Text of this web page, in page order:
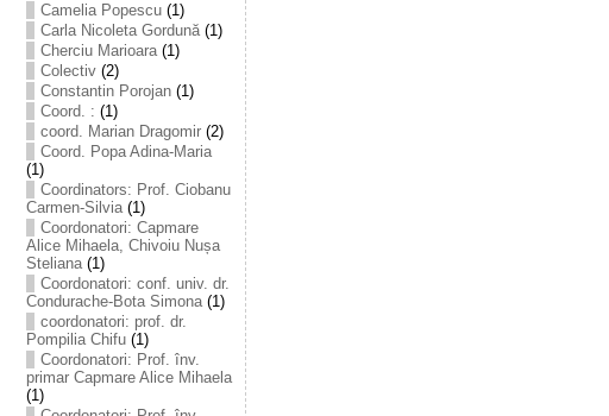
Camelia Popescu(1)
Carla Nicoleta Gordună(1)
Cherciu Marioara(1)
Colectiv(2)
Constantin Porojan(1)
Coord. : (1)
coord. Marian Dragomir(2)
Coord. Popa Adina-Maria
(1)
Coordinators: Prof. Ciobanu
Carmen-Silvia(1)
Coordonatori: Capmare
Alice Mihaela, Chivoiu Nușa
Steliana(1)
Coordonatori: conf. univ. dr.
Condurache-Bota Simona(1)
coordonatori: prof. dr.
Pompilia Chifu(1)
Coordonatori: Prof. înv.
primar Capmare Alice Mihaela
(1)